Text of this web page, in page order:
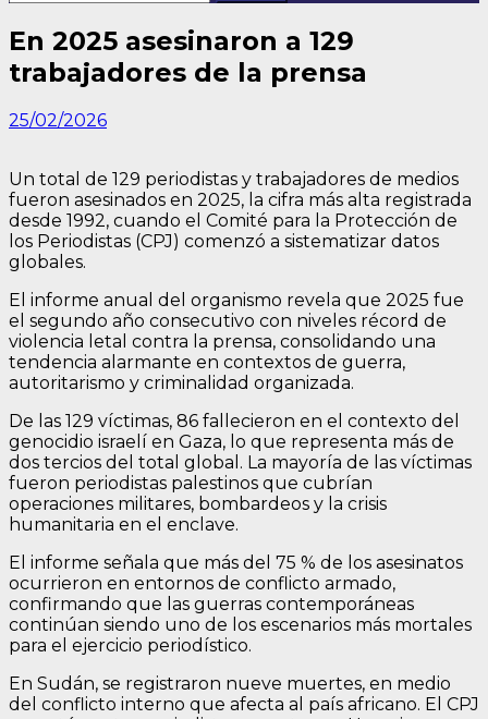
En 2025 asesinaron a 129
trabajadores de la prensa
25/02/2026
Un total de 129 periodistas y trabajadores de medios
fueron asesinados en 2025, la cifra más alta registrada
desde 1992, cuando el Comité para la Protección de
los Periodistas (CPJ) comenzó a sistematizar datos
globales.
El informe anual del organismo revela que 2025 fue
el segundo año consecutivo con niveles récord de
violencia letal contra la prensa, consolidando una
tendencia alarmante en contextos de guerra,
autoritarismo y criminalidad organizada.
De las 129 víctimas, 86 fallecieron en el contexto del
genocidio israelí en Gaza, lo que representa más de
dos tercios del total global. La mayoría de las víctimas
fueron periodistas palestinos que cubrían
operaciones militares, bombardeos y la crisis
humanitaria en el enclave.
El informe señala que más del 75 % de los asesinatos
ocurrieron en entornos de conflicto armado,
confirmando que las guerras contemporáneas
continúan siendo uno de los escenarios más mortales
para el ejercicio periodístico.
En Sudán, se registraron nueve muertes, en medio
del conflicto interno que afecta al país africano. El CPJ